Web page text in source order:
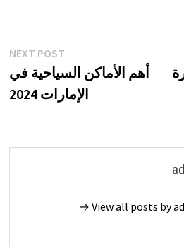
NEXT POST
أهم الأماكن السياحية في
الإمارات 2024
View all posts by